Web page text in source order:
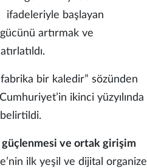
ifadeleriyle başlayan
artırmak ve
bir kaledir” sözünden
ikinci yüzyılında
güçlenmesi ve ortak girişim
ilk yeşil ve dijital organize